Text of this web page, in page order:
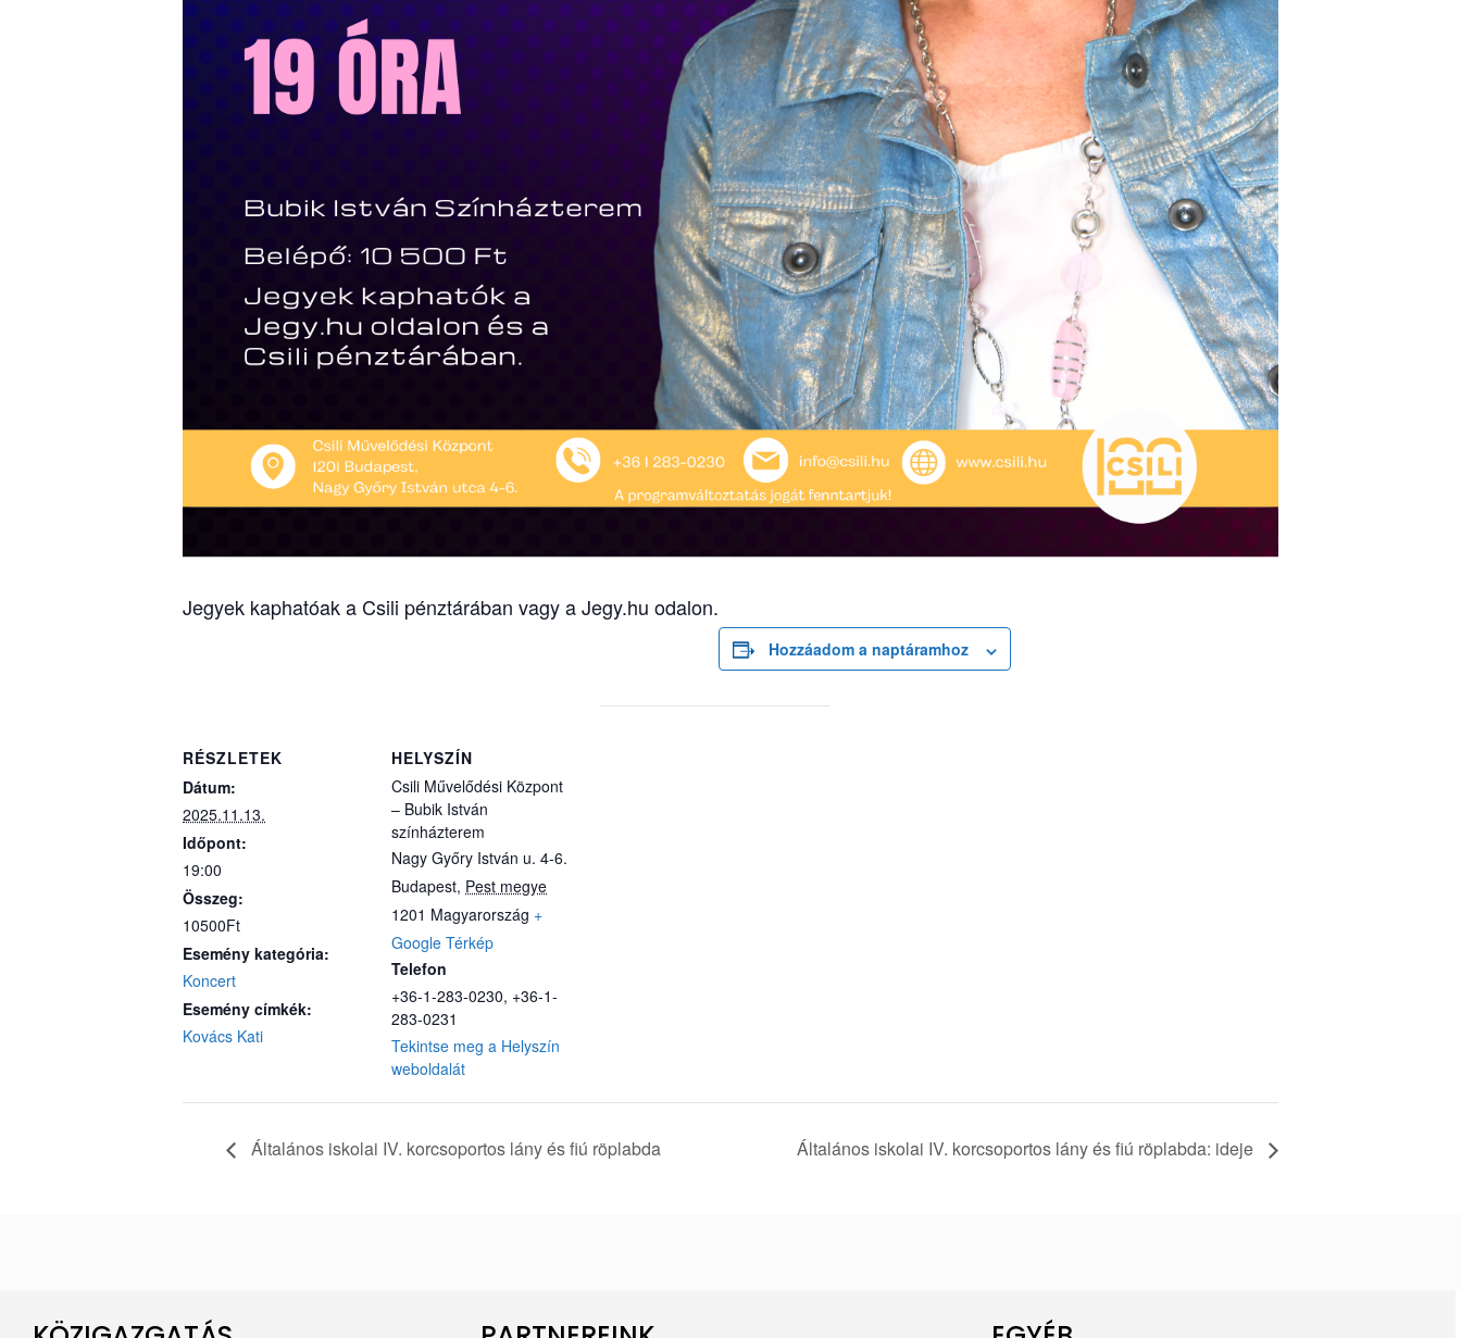
Jegyek kaphatóak a Csili pénztárában vagy a Jegy.hu odalon.
Hozzáadom a naptáramhoz
RÉSZLETEK
Dátum:
2025.11.13.
Időpont:
19:00
Összeg:
10500Ft
Esemény kategória:
Koncert
Esemény címkék:
Kovács Kati
HELYSZÍN
Csili Művelődési Központ
– Bubik István
színházterem
Nagy Győry István u. 4-6.
Budapest, Pest megye
1201 Magyarország +
Google Térkép
Telefon
+36-1-283-0230, +36-1-
283-0231
Tekintse meg a Helyszín
weboldalát
Általános iskolai IV. korcsoportos lány és fiú röplabda Általános iskolai IV. korcsoportos lány és fiú röplabda: ideje